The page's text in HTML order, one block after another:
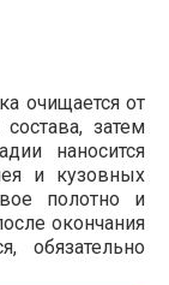
очищается от
затем
наносится
и кузовных
полотно и
окончания
обязательно